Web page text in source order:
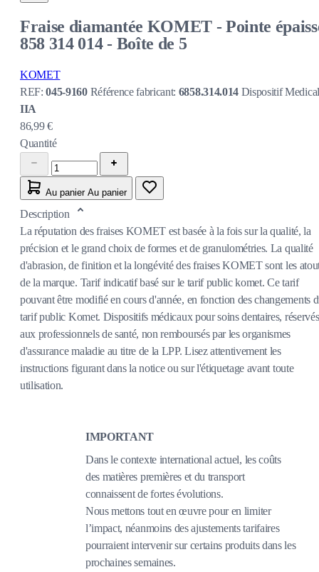
Fraise diamantée KOMET - Pointe
858 314 014 - Boîte de 5
KOMET
REF:045-9160 Référence fabricant: 6858.314.014 Dispositif
IIA
86,99 €
Quantité
Au panier Au panier
Description
La réputation des fraises KOMET est basée à la fois sur la qualité, la
précision et le grand choix de formes et de granulométries. La qualité
d'abrasion, de finition et la longévité des fraises KOMET sont les
de la marque. Tarif indicatif basé sur le tarif public komet. Ce tarif
pouvant être modifié en cours d'année, en fonction des changements
tarif public Komet. Dispositifs médicaux pour soins dentaires, réservés
aux professionnels de santé, non remboursés par les organismes
d'assurance maladie au titre de la LPP. Lisez attentivement les
instructions figurant dans la notice ou sur l'étiquetage avant toute
utilisation.
IMPORTANT
Dans le contexte international actuel, les coûts
des matières premières et du transport
connaissent de fortes évolutions.
Nous mettons tout en œuvre pour en limiter
l’impact, néanmoins des ajustements tarifaires
pourraient intervenir sur certains produits dans les
prochaines semaines.